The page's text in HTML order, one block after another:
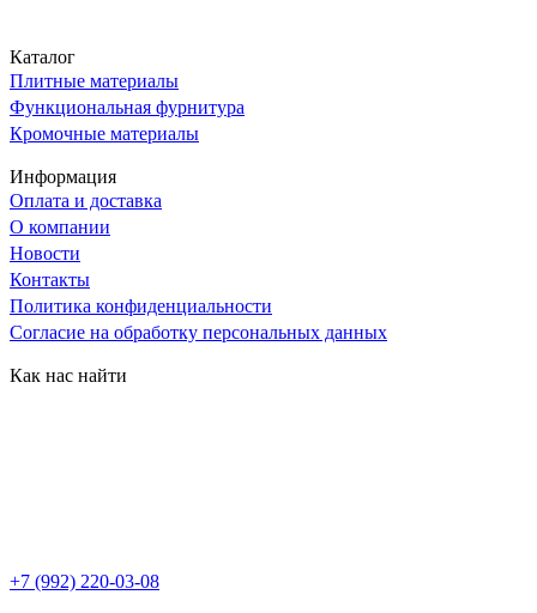
Каталог
Плитные материалы
Функциональная фурнитура
Кромочные материалы
Информация
Оплата и доставка
О компании
Новости
Контакты
Политика конфиденциальности
Согласие на обработку персональных данных
Как нас найти
+7 (992) 220-03-08